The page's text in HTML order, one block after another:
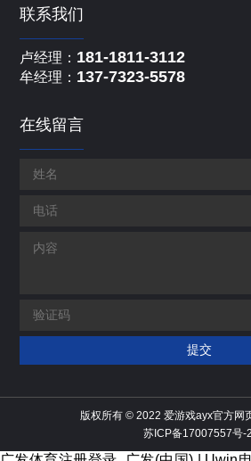
联系我们
卢经理： 181-1811-3112
牟经理： 137-7323-5578
在线留言
版权所有 © 2022 爱游戏ayx官方网
苏ICP备17007557号-2